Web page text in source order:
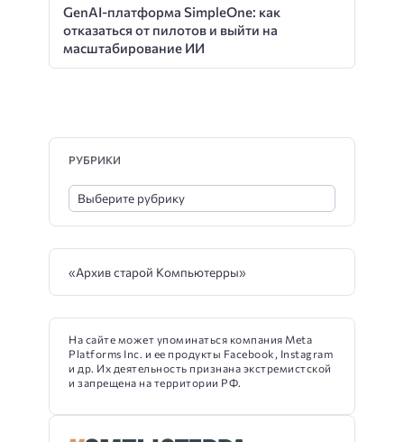
GenAI-платформа SimpleOne: как
отказаться от пилотов и выйти на
масштабирование ИИ
РУБРИКИ
«Архив старой Компьютерры»
На сайте может упоминаться компания Meta
Platforms Inc. и ее продукты Facebook, Instagram
и др. Их деятельность признана экстремистской
и запрещена на территории РФ.